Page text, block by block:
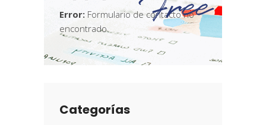
Error: Formulario de contacto no
encontrado.
Categorías